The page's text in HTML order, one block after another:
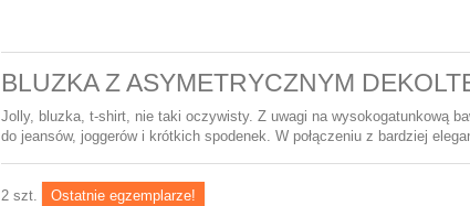
BLUZKA Z ASYMETRYCZNYM
Jolly, bluzka, t-shirt, nie taki oczywisty. Z uwagi na wysokogatunkową
do jeansów, joggerów i krótkich spodenek. W połączeniu z bardziej
2 szt. Ostatnie egzemplarze!